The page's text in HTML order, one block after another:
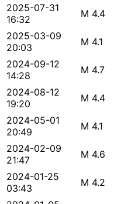
2025-07-31
16:32
M 4.4
2025-03-09
20:03
M 4.1
2024-09-12
14:28
M 4.7
2024-08-12
19:20
M 4.4
2024-05-01
20:49
M 4.1
2024-02-09
21:47
M 4.6
2024-01-25
03:43
M 4.2